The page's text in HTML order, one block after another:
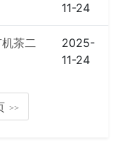
11-24
茶二
2025-
11-24
>>